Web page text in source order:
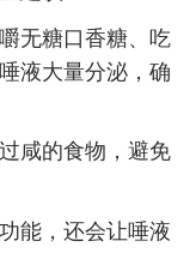
无糖口香糖、吃
液大量分泌，确
咸的食物，避免
能，还会让唾液